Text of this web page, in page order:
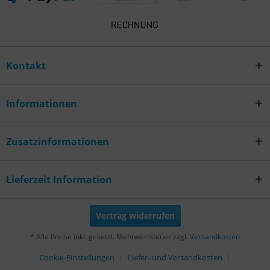
Kontakt
Informationen
Zusatzinformationen
Lieferzeit Information
Vertrag widerrufen
* Alle Preise inkl. gesetzl. Mehrwertsteuer zzgl. Versandkosten
Cookie-Einstellungen Liefer- und Versandkosten